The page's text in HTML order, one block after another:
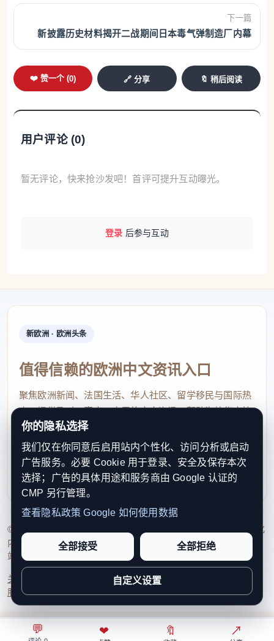
💬 ❤ 🔖 ↗
下一篇
新披露历史材料揭开二战期间日本毒气弹制造厂内幕
❤️ 赞一个 (0) 🔗 分享 🔖 稍后阅读
用户评论 (0)
暂无评论，快来抢沙发吧！首评可提升互动曝光。
登录 后参与互动
新欧洲 · 欧洲头条
值得信赖的欧洲中文资讯入口
聚焦欧洲新闻、法国生活、华人社区、留学移民与国际热
点，提供及时、真实、实用的中文资讯，帮助海外华人快
速了解欧洲动态。
contact@xinouzhou.com
服务支持、版权与合作：工作日优先处理站务、投稿与权
利通知
© 2026 新欧洲·欧洲头条. All Rights Reserved. 本网站持续优化
内容透明度、联系方式与用户权利说明，以提升品牌信任感和
站点完整度。
关于我们 编辑规范日期归档隐私政策
服务条款联系我们
你的隐私选择
我们仅在你同意后启用站内个性化、访问分析或启动
广告服务。必要 Cookie 用于登录、安全及保存本次
选择；广告的具体用途和服务商由 Google 认证的
CMP 另行管理。
查看隐私政策 Google 如何使用数据
全部接受 全部拒绝
自定义设置
⌂ ◎ ↗ ○